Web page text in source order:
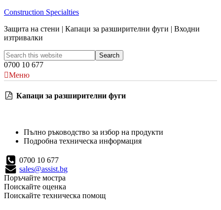
Construction Specialties
Защита на стени | Капаци за разширителни фуги | Входни
изтривалки
0700 10 677
Меню
Капаци за разширителни фуги
Пълно ръководство за избор на продукти
Подробна техническа информация
0700 10 677
sales@assist.bg
Поръчайте мостра
Поискайте оценка
Поискайте техническа помощ